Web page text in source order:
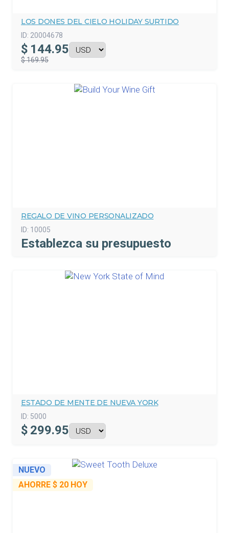
LOS DONES DEL CIELO HOLIDAY SURTIDO
ID: 20004678
$ 144.95
$ 169.95
REGALO DE VINO PERSONALIZADO
ID: 10005
Establezca su presupuesto
ESTADO DE MENTE DE NUEVA YORK
ID: 5000
$ 299.95
NUEVO
AHORRE $ 20 HOY